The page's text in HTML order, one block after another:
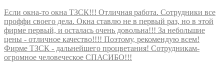
Если окна-то окна ТЗСК!!! Отличная работа. Сотрудники все
проффи своего дела. Окна ставлю не в первый раз, но в этой
фирме первый, и осталась очень довольна!!! За небольшие
цены - отличное качество!!!! Поэтому, рекомендую всем!
Фирме ТЗСК - дальнейшего процветания! Сотрудникам-
огромное человеческое СПАСИБО!!!